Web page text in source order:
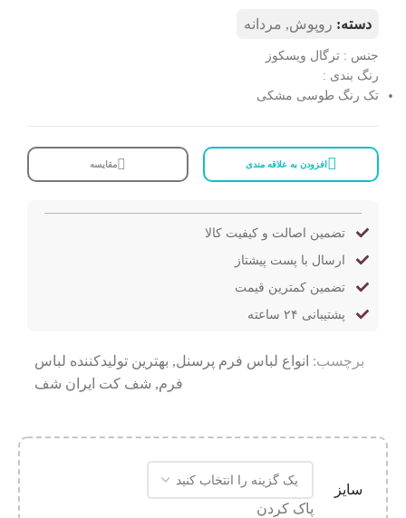
دسته: روپوش, مردانه
جنس : ترگال ویسکوز
رنگ بندی :
تک رنگ طوسی مشکی
افزودن به علاقه مندی مقایسه
تضمین اصالت و کیفیت کالا
ارسال با پست پیشتاز
تضمین کمترین قیمت
پشتیبانی ۲۴ ساعته
برچسب: انواع لباس فرم پرسنل, بهترین تولیدکننده لباس
فرم, شف کت ایران شف
سایز
پاک کردن